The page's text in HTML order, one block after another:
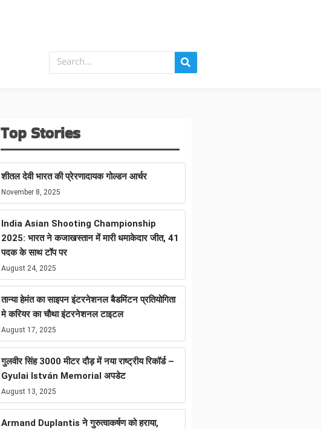
Top Stories
शीतल देवी भारत की प्रेरणादायक गोल्डन आर्चर
November 8, 2025
India Asian Shooting Championship
2025: भारत ने कजाखस्तान में मारी धमाकेदार जीत, 41
पदक के साथ टॉप पर
August 24, 2025
तान्या हेमंत का साइपन इंटरनेशनल बैडमिंटन प्रतियोगिता
मे करियर का चौथा इंटरनेशनल टाइटल
August 17, 2025
गुलवीर सिंह 3000 मीटर दौड़ में नया राष्ट्रीय रिकॉर्ड –
Gyulai István Memorial अपडेट
August 13, 2025
Armand Duplantis ने गुरुत्वाकर्षण को हराया,